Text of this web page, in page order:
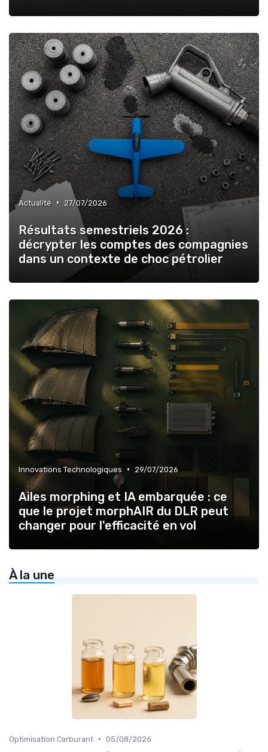
Actualité • 27/07/2026
Résultats semestriels 2026 :
décrypter les comptes des compagnies
dans un contexte de choc pétrolier
Innovations Technologiques • 29/07/2026
Ailes morphing et IA embarquée : ce
que le projet morphAIR du DLR peut
changer pour l'efficacité en vol
À la une
Optimisation Carburant • 05/08/2026